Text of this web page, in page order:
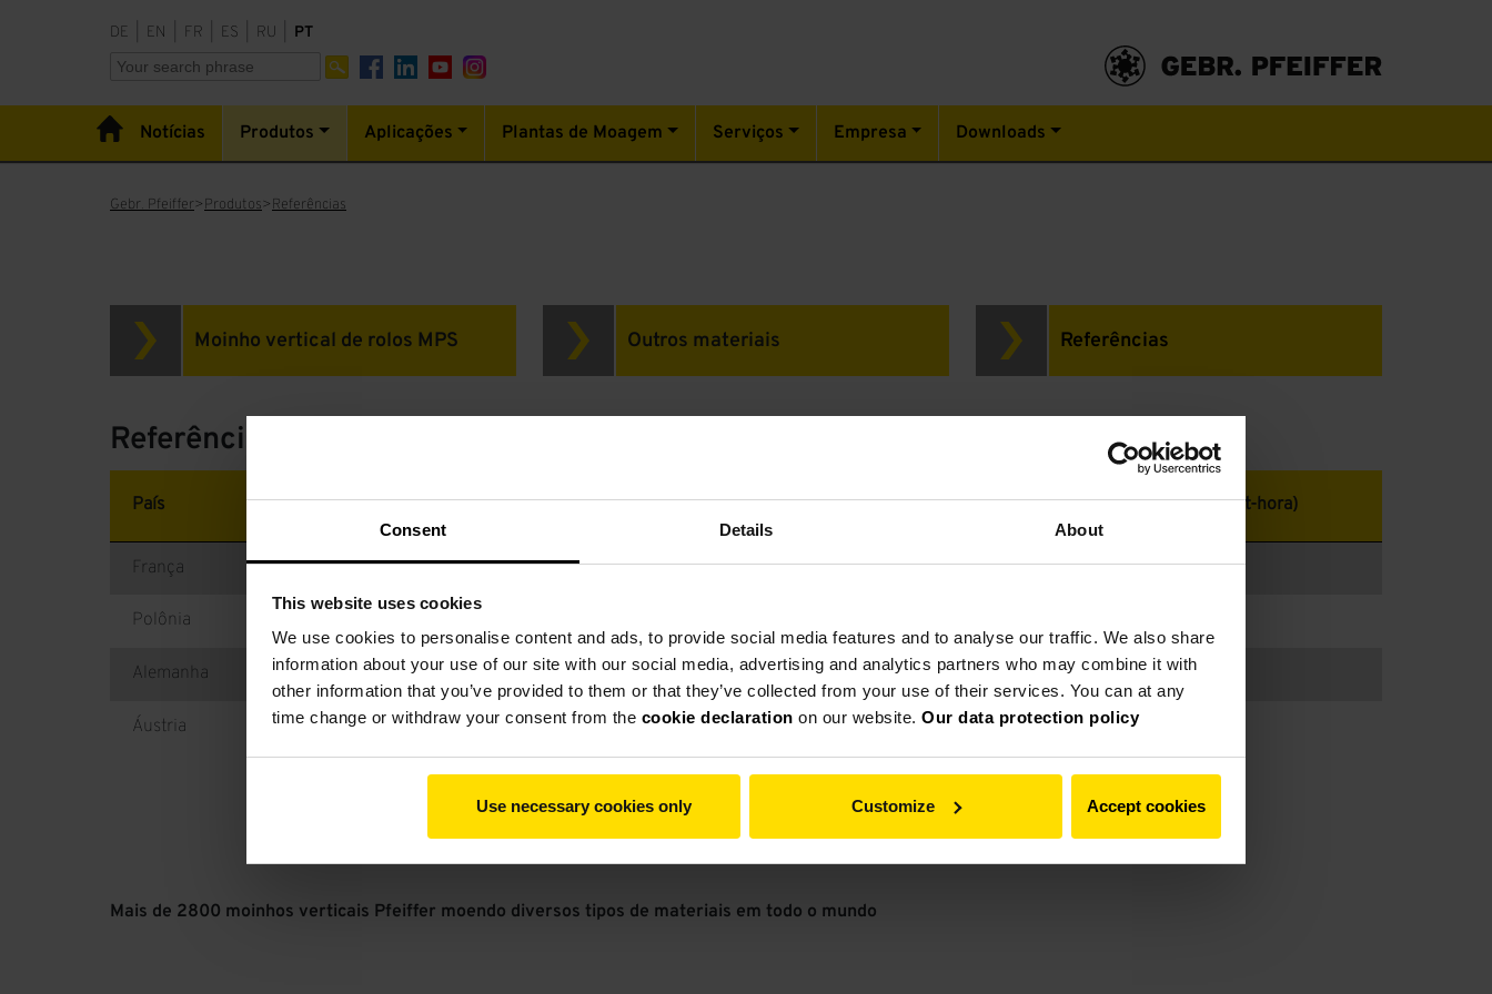
Consent Details About
This website uses cookies
We use cookies to personalise content and ads, to provide social media features and to analyse our traffic. We also share
information about your use of our site with our social media, advertising and analytics partners who may combine it with
other information that you’ve provided to them or that they’ve collected from your use of their services. You can at any
time change or withdraw your consent from the cookie declaration on our website. Our data protection policy
Use necessary cookies only Customize Accept cookies
DE EN FR ES RU PT
Notícias Produtos Aplicações Plantas de Moagem Serviços Empresa Downloads
Gebr. Pfeiffer Produtos Referências
Moinho vertical de rolos MPS Outros materiais Referências
Referências
País Cliente Tipo Material de alimentação kW (quilowatt-hora)
França Produits et Engrais Chimiques du Rhin MPS 200 A Fosfato
Polônia
Alemanha Villeroy & Boch, Türkismühle MPS 125 A Feldspato
Áustria Magnifin, Breitenau MPS 112 B Serpentinita
Mais de 2800 moinhos verticais Pfeiffer moendo diversos tipos de materiais em todo o mundo